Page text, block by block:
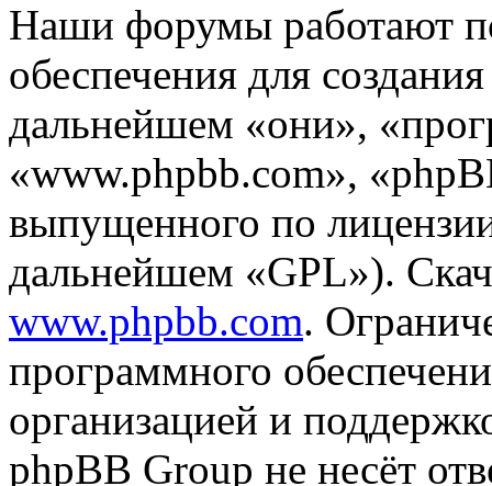
Наши форумы работают
обеспечения для
дальнейшем «они»,
«www.phpbb.com»,
выпущенного по
дальнейшем «GPL»).
www.phpbb.com.
программного
организацией и
phpBB Group не несёт